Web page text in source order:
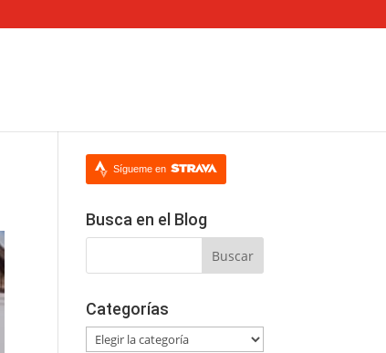
Sígueme en
Busca en el Blog
Categorías
Categorías